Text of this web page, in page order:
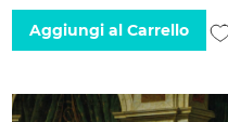
Aggiungi al Carrello